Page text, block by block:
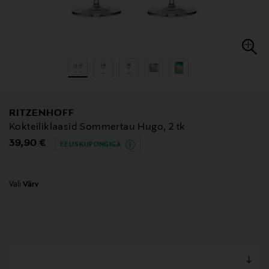
RITZENHOFF
Kokteiliklaasid Sommertau Hugo, 2 tk
Original Price
39,90 € EELIS KUPONGIGA
Vali Värv